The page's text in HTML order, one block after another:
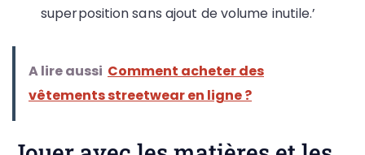
superposition sans ajout de volume inutile.’
A lire aussi Comment acheter des
vêtements streetwear en ligne ?